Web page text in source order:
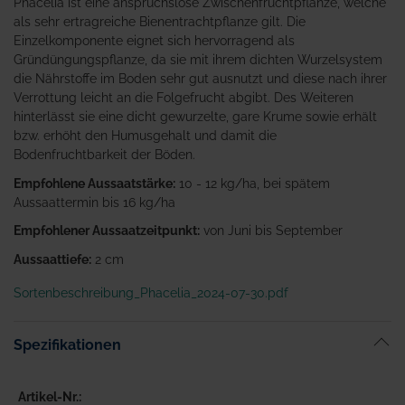
Phacelia ist eine anspruchslose Zwischenfruchtpflanze, welche
als sehr ertragreiche Bienentrachtpflanze gilt. Die
Einzelkomponente eignet sich hervorragend als
Gründüngungspflanze, da sie mit ihrem dichten Wurzelsystem
die Nährstoffe im Boden sehr gut ausnutzt und diese nach ihrer
Verrottung leicht an die Folgefrucht abgibt. Des Weiteren
hinterlässt sie eine dicht gewurzelte, gare Krume sowie erhält
bzw. erhöht den Humusgehalt und damit die
Bodenfruchtbarkeit der Böden.
Empfohlene Aussaatstärke: 10 - 12 kg/ha, bei spätem
Aussaattermin bis 16 kg/ha
Empfohlener Aussaatzeitpunkt: von Juni bis September
Aussaattiefe: 2 cm
Sortenbeschreibung_Phacelia_2024-07-30.pdf
Spezifikationen
Artikel-Nr.